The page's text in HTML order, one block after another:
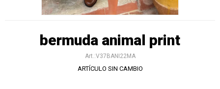
bermuda animal print
V37BANI22MA
ARTÍCULO SIN CAMBIO